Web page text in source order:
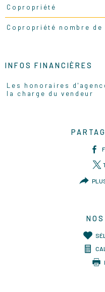
Copropriété
Copropriété nombre de
INFOS FINANCIÈRES
Caractéristiques Valeurs
Les honoraires
la charge du vendeur